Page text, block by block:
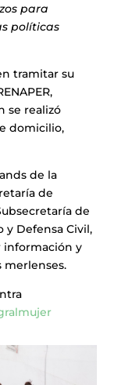
para
políticas
tramitar su
se realizó
domicilio,
de la
de
de
y Defensa Civil,
información y
merlenses.